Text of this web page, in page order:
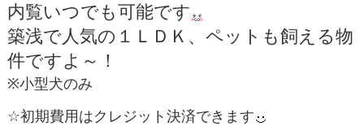
内覧いつでも可能です
築浅で人気の１ＬＤＫ、ペットも飼える物
件ですよ～！
※小型犬のみ
☆初期費用はクレジット決済できます